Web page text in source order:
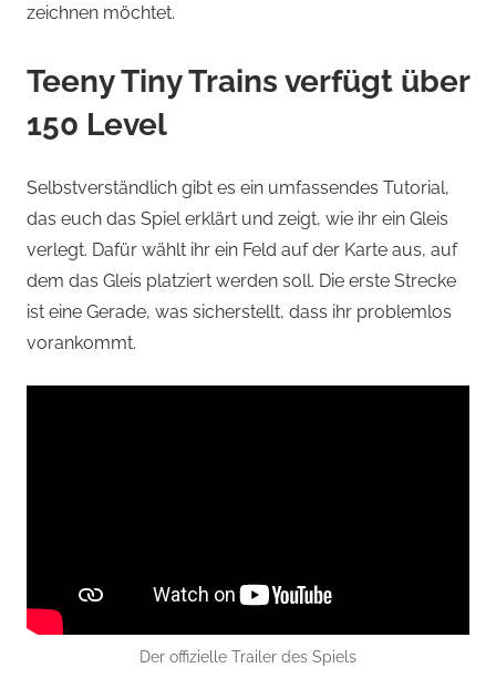
zeichnen möchtet.
Teeny Tiny Trains verfügt über
150 Level
Selbstverständlich gibt es ein umfassendes Tutorial,
das euch das Spiel erklärt und zeigt, wie ihr ein Gleis
verlegt. Dafür wählt ihr ein Feld auf der Karte aus, auf
dem das Gleis platziert werden soll. Die erste Strecke
ist eine Gerade, was sicherstellt, dass ihr problemlos
vorankommt.
Der offizielle Trailer des Spiels